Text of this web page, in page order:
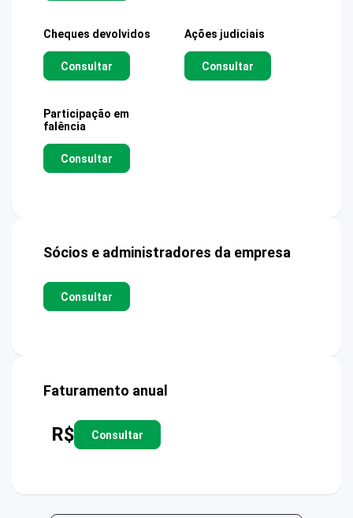
Cheques devolvidos
Consultar
Ações judiciais
Consultar
Participação em
falência
Consultar
Sócios e administradores da empresa
Consultar
Faturamento anual
R$ Consultar